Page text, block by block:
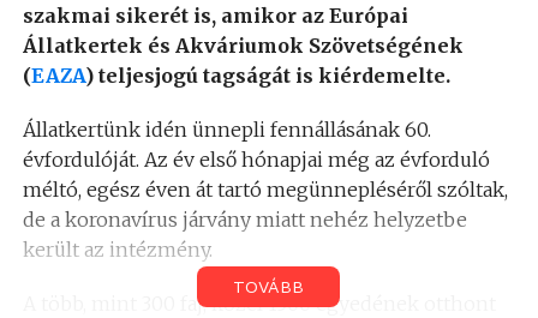
szakmai sikerét is, amikor az Európai
Állatkertek és Akváriumok Szövetségének
(EAZA) teljesjogú tagságát is kiérdemelte.
Állatkertünk idén ünnepli fennállásának 60.
évfordulóját. Az év első hónapjai még az évforduló
méltó, egész éven át tartó megünnepléséről szóltak,
de a koronavírus járvány miatt nehéz helyzetbe
került az intézmény.
A több, mint 300 faj, közel 1500 egyedének otthont
TOVÁBB